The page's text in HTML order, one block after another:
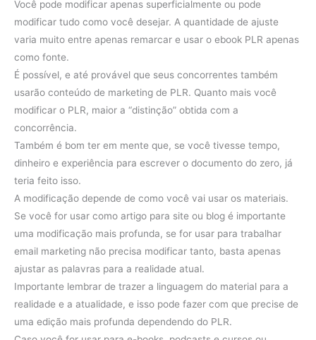
Você pode modificar apenas superficialmente ou pode
modificar tudo como você desejar. A quantidade de ajuste
varia muito entre apenas remarcar e usar o ebook PLR apenas
como fonte.
É possível, e até provável que seus concorrentes também
usarão conteúdo de marketing de PLR. Quanto mais você
modificar o PLR, maior a “distinção” obtida com a
concorrência.
Também é bom ter em mente que, se você tivesse tempo,
dinheiro e experiência para escrever o documento do zero, já
teria feito isso.
A modificação depende de como você vai usar os materiais.
Se você for usar como artigo para site ou blog é importante
uma modificação mais profunda, se for usar para trabalhar
email marketing não precisa modificar tanto, basta apenas
ajustar as palavras para a realidade atual.
Importante lembrar de trazer a linguagem do material para a
realidade e a atualidade, e isso pode fazer com que precise de
uma edição mais profunda dependendo do PLR.